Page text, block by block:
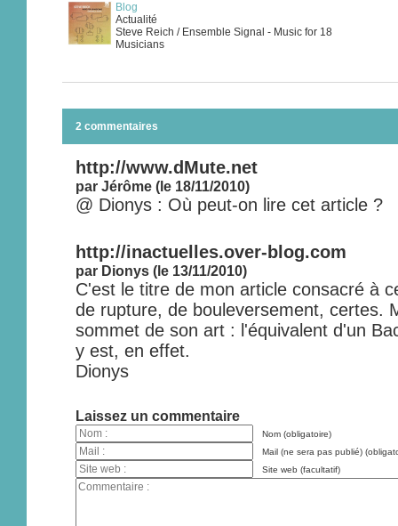
Blog
Actualité
Steve Reich / Ensemble Signal - Music for 18
Musicians
2 commentaires
http://www.dMute.net
par Jérôme (le 18/11/2010)
@ Dionys : Où peut-on lire cet article ?
http://inactuelles.over-blog.com
par Dionys (le 13/11/2010)
C'est le titre de mon article consacré à
de rupture, de bouleversement, certes.
sommet de son art : l'équivalent d'un
y est, en effet.
Dionys
Laissez un commentaire
Nom (obligatoire)
Mail (ne sera pas publié)
Site web (facultatif)